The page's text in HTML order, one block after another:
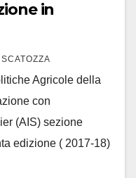
in
Agricole della
con
(AIS) sezione
edizione ( 2017-18)